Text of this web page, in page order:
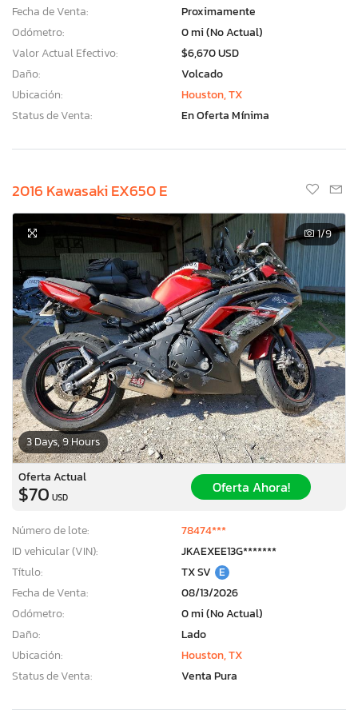
Fecha de Venta:
Proximamente
Odómetro:
0 mi (No Actual)
Valor Actual Efectivo:
$6,670 USD
Daño:
Volcado
Ubicación:
Houston, TX
Status de Venta:
En Oferta Mínima
2016 Kawasaki EX650 E
3 Days, 9 Hours
1/9
Oferta Actual
$70 USD
Oferta Ahora!
Número de lote:
78474***
ID vehicular (VIN):
JKAEXEE13G*******
Título:
TX SV E
Fecha de Venta:
08/13/2026
Odómetro:
0 mi (No Actual)
Daño:
Lado
Ubicación:
Houston, TX
Status de Venta:
Venta Pura